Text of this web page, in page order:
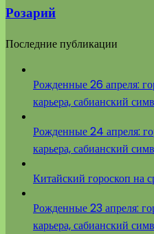
Розарий
Последние публикации
Рожденные 26 апреля:
карьера, сабианский
Рожденные 24 апреля:
карьера, сабианский
Китайский гороскоп на
Рожденные 23 апреля:
карьера, сабианский